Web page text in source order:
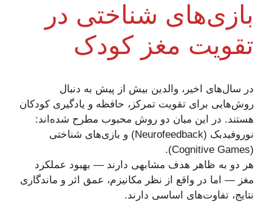
بازی‌های شناختی در
تقویت مغز کودک
در سال‌های اخیر، والدین بیش از پیش به دنبال
روش‌هایی برای تقویت تمرکز، حافظه و یادگیری کودکان
هستند. در این میان دو روش محبوب مطرح شده‌اند:
نوروفیدبک (Neurofeedback) و بازی‌های شناختی
(Cognitive Games).
هر دو به ظاهر هدف مشابهی دارند — بهبود عملکرد
مغز — اما در واقع از نظر مکانیزم، عمق اثر و ماندگاری
نتایج، تفاوت‌های اساسی دارند.